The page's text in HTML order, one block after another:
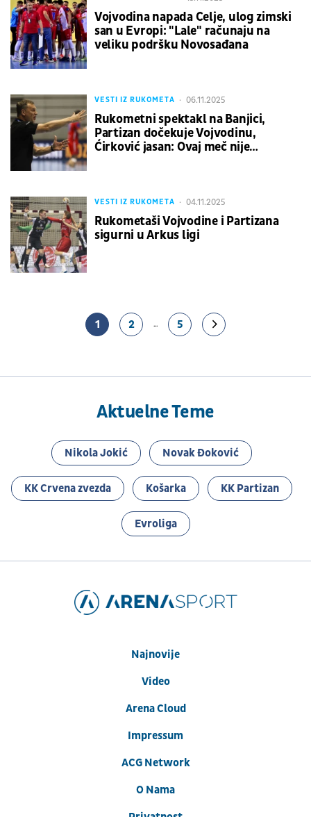
Vojvodina napada Celje, ulog zimski
san u Evropi: "Lale" računaju na
veliku podršku Novosađana
VESTI IZ RUKOMETA 06.11.2025
Rukometni spektakl na Banjici,
Partizan dočekuje Vojvodinu,
Ćirković jasan: Ovaj meč nije
VESTI IZ RUKOMETA 04.11.2025
Rukometaši Vojvodine i Partizana
sigurni u Arkus ligi
1 2 ... 5
Aktuelne Teme
Nikola Jokić Novak Đoković
KK Crvena zvezda Košarka KK Partizan
Evroliga
Najnovije
Video
Arena Cloud
Impressum
ACG Network
O Nama